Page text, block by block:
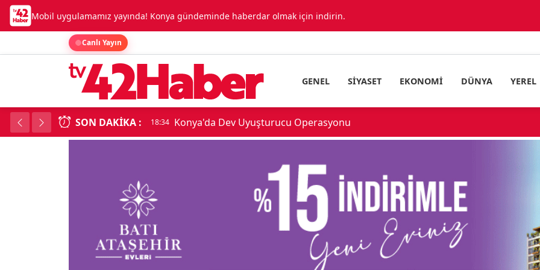
Mobil uygulamamız yayında! Konya gündeminde haberdar olmak için indirin.
Canlı Yayın
GENEL SIYASET EKONOMI DÜNYA YEREL
SON DAKIKA : 18:34 Konya'da Dev Uyuşturucu Operasyonu